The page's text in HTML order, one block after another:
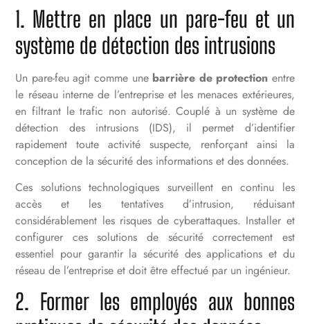
1. Mettre en place un pare-feu et un
système de détection des intrusions
Un pare-feu agit comme une barrière de protection entre
le réseau interne de l’entreprise et les menaces extérieures,
en filtrant le trafic non autorisé. Couplé à un système de
détection des intrusions (IDS), il permet d’identifier
rapidement toute activité suspecte, renforçant ainsi la
conception de la sécurité des informations et des données.
Ces solutions technologiques surveillent en continu les
accès et les tentatives d’intrusion, réduisant
considérablement les risques de cyberattaques. Installer et
configurer ces solutions de sécurité correctement est
essentiel pour garantir la sécurité des applications et du
réseau de l’entreprise et doit être effectué par un ingénieur.
2. Former les employés aux bonnes